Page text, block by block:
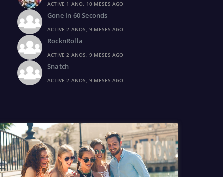
ACTIVE 1 ANO, 10 MESES AGO
Gone In 60 Seconds
ACTIVE 2 ANOS, 9 MESES AGO
RocknRolla
ACTIVE 2 ANOS, 9 MESES AGO
Snatch
ACTIVE 2 ANOS, 9 MESES AGO